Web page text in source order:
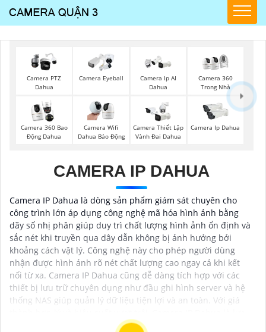
Camera PTZ
Dahua
Camera Eyeball
Camera Ip AI
Dahua
Camera 360
Trong Nhà
Camera 360 Bao
Động Dahua
Camera Wifi
Dahua Báo Động
Camera Thiết Lập
Vành Đai Dahua
Camera Ip Dahua
CAMERA IP DAHUA
Camera IP Dahua là dòng sản phẩm giám sát chuyên cho
công trình lớn áp dụng công nghệ mã hóa hình ảnh bằng
dãy số nhị phân giúp duy trì chất lượng hình ảnh ổn định và
sắc nét khi truyền qua dây dẫn không bị ảnh hưởng bởi
khoảng cách vật lý. Công nghệ này cho phép người dùng
nhận được hình ảnh rõ nét chất lượng cao ngay cả khi kết
nối từ xa. Camera IP Dahua cũng dễ dàng tích hợp với các
thiết bị lưu trữ chuyên dụng như đầu ghi hình server và hệ
thống NAS giúp quản lý dữ liệu tiện lợi và an toàn. Với giá
chọn hàng đầu cho giải pháp giám sát hiện nay.